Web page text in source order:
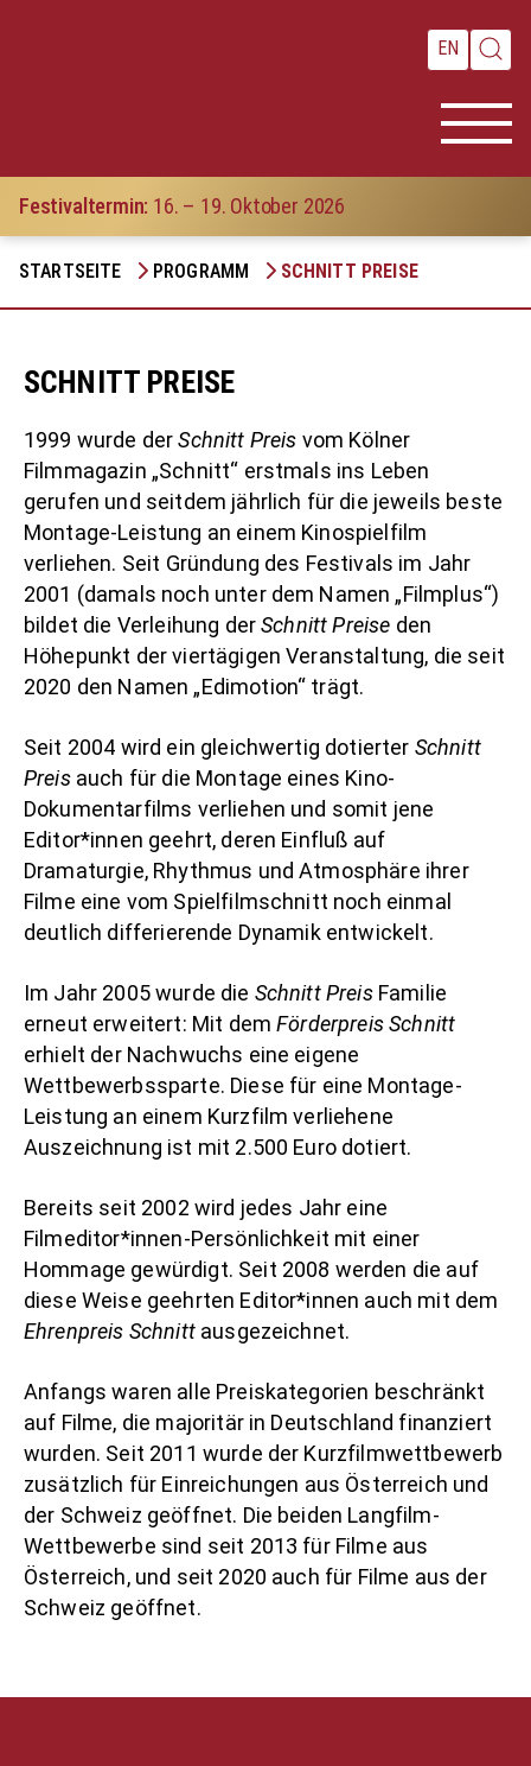
EN
Festival
Programm
Infos
Presse
Festivaltermin: 16. – 19. Oktober 2026
STARTSEITE PROGRAMM SCHNITT PREISE
SCHNITT PREISE
1999 wurde derSchnitt Preis vom Kölner
Filmmagazin „Schnitt“ erstmals ins Leben
gerufen und seitdem jährlich für die jeweils beste
Montage-Leistung an einem Kinospielfilm
verliehen. Seit Gründung des Festivals im Jahr
2001 (damals noch unter dem Namen „Filmplus“)
bildet die Verleihung derSchnitt Preise den
Höhepunkt der viertägigen Veranstaltung, die seit
2020 den Namen „Edimotion“ trägt.
Seit 2004 wird ein gleichwertig dotierter Schnitt
Preis auch für die Montage eines Kino-
Dokumentarfilms verliehen und somit jene
Editor*innen geehrt, deren Einfluß auf
Dramaturgie, Rhythmus und Atmosphäre ihrer
Filme eine vom Spielfilmschnitt noch einmal
deutlich differierende Dynamik entwickelt.
Im Jahr 2005 wurde die Schnitt PreisFamilie
erneut erweitert: Mit demFörderpreis Schnitt
erhielt der Nachwuchs eine eigene
Wettbewerbssparte. Diese für eine Montage-
Leistung an einem Kurzfilm verliehene
Auszeichnung ist mit 2.500 Euro dotiert.
Bereits seit 2002 wird jedes Jahr eine
Filmeditor*innen-Persönlichkeit mit einer
Hommage gewürdigt. Seit 2008 werden die auf
diese Weise geehrten Editor*innen auch mit dem
Ehrenpreis Schnittausgezeichnet.
Anfangs waren alle Preiskategorien beschränkt
auf Filme, die majoritär in Deutschland finanziert
wurden. Seit 2011 wurde der Kurzfilmwettbewerb
zusätzlich für Einreichungen aus Österreich und
der Schweiz geöffnet. Die beiden Langfilm-
Wettbewerbe sind seit 2013 für Filme aus
Österreich, und seit 2020 auch für Filme aus der
Schweiz geöffnet.